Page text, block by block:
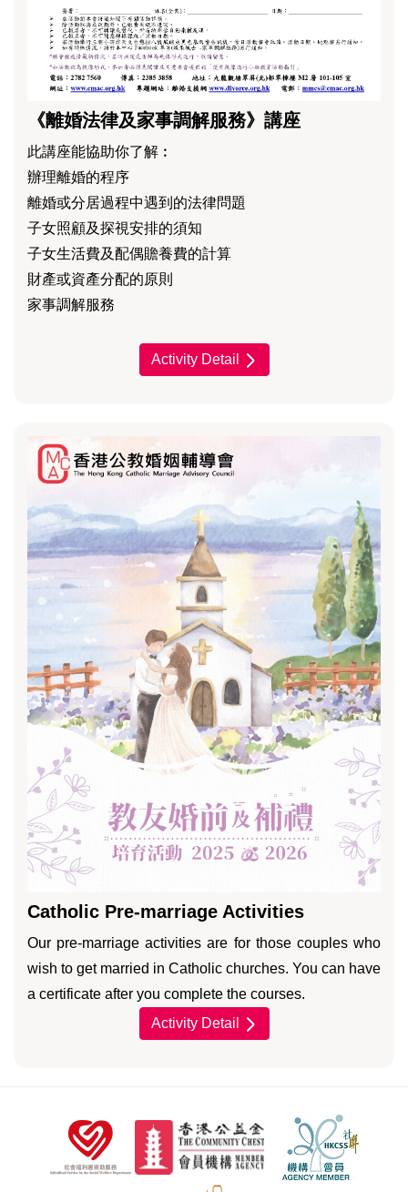
《離婚法律及家事調解服務》講座
此講座能協助你了解︰
辦理離婚的程序
離婚或分居過程中遇到的法律問題
子女照顧及探視安排的須知
子女生活費及配偶贍養費的計算
財產或資產分配的原則
家事調解服務
Activity Detail
Catholic Pre-marriage Activities
Our pre-marriage activities are for those couples who
wish to get married in Catholic churches. You can have
a certificate after you complete the courses.
Activity Detail